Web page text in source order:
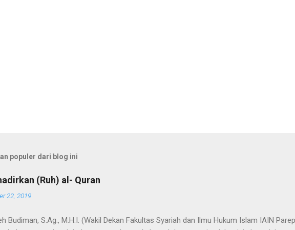
populer dari blog ini
(Ruh) al- Quran
22, 2019
Budiman, S.Ag., M.H.I. (Wakil Dekan Fakultas Syariah dan Ilmu Hukum Islam IAIN